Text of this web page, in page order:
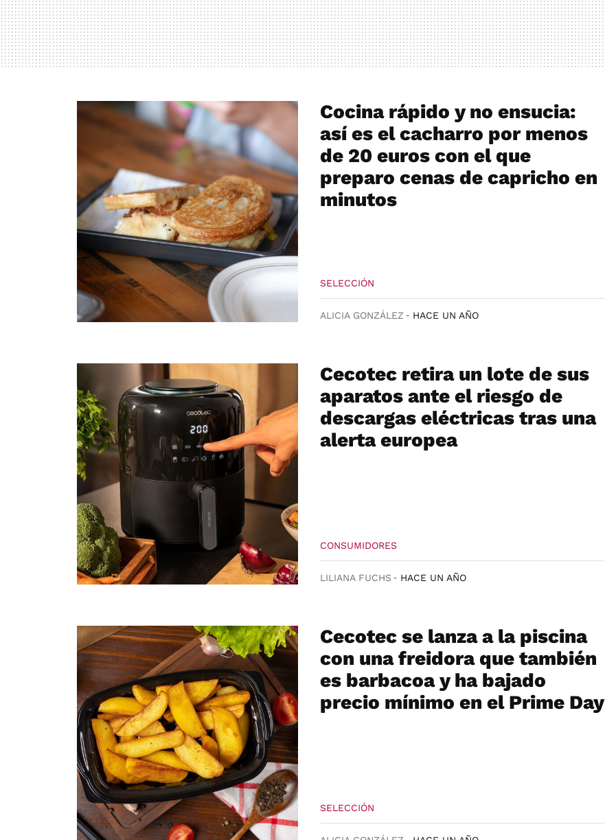
Cocina rápido y no ensucia:
así es el cacharro por menos
de 20 euros con el que
preparo cenas de capricho en
minutos
SELECCIÓN
ALICIA GONZÁLEZ HACE UN AÑO
Cecotec retira un lote de sus
aparatos ante el riesgo de
descargas eléctricas tras una
alerta europea
CONSUMIDORES
LILIANA FUCHS HACE UN AÑO
Cecotec se lanza a la piscina
con una freidora que también
es barbacoa y ha bajado
precio mínimo en el Prime Day
SELECCIÓN